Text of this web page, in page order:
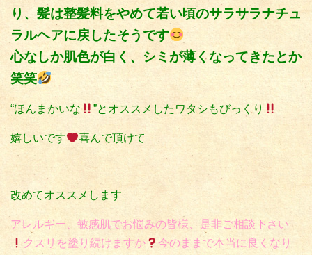
り、髪は整髪料をやめて若い頃のサラサラナチュ
ラルヘアに戻したそうです
心なしか肌色が白く、シミが薄くなってきたとか
笑笑
“ほんまかいな ”とオススメしたワタシもびっくり
嬉しいです 喜んで頂けて
改めてオススメします
アレルギー、敏感肌でお悩みの皆様、是非ご相談下さい
クスリを塗り続けますか
今のままで本当に良くなり